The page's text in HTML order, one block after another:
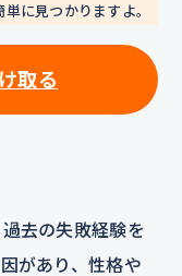
に見つかりますよ。
取る
去の失敗経験を
があり、性格や